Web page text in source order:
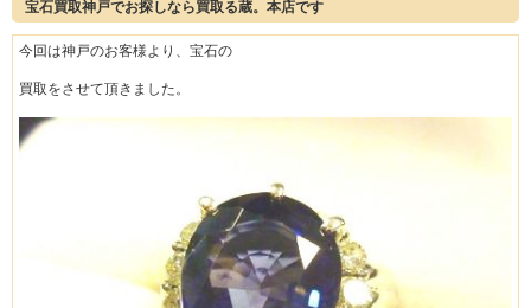
宝石買取神戸でお探しなら買取る蔵。本店です
今回は神戸のお客様より、宝石の
買取をさせて頂きました。